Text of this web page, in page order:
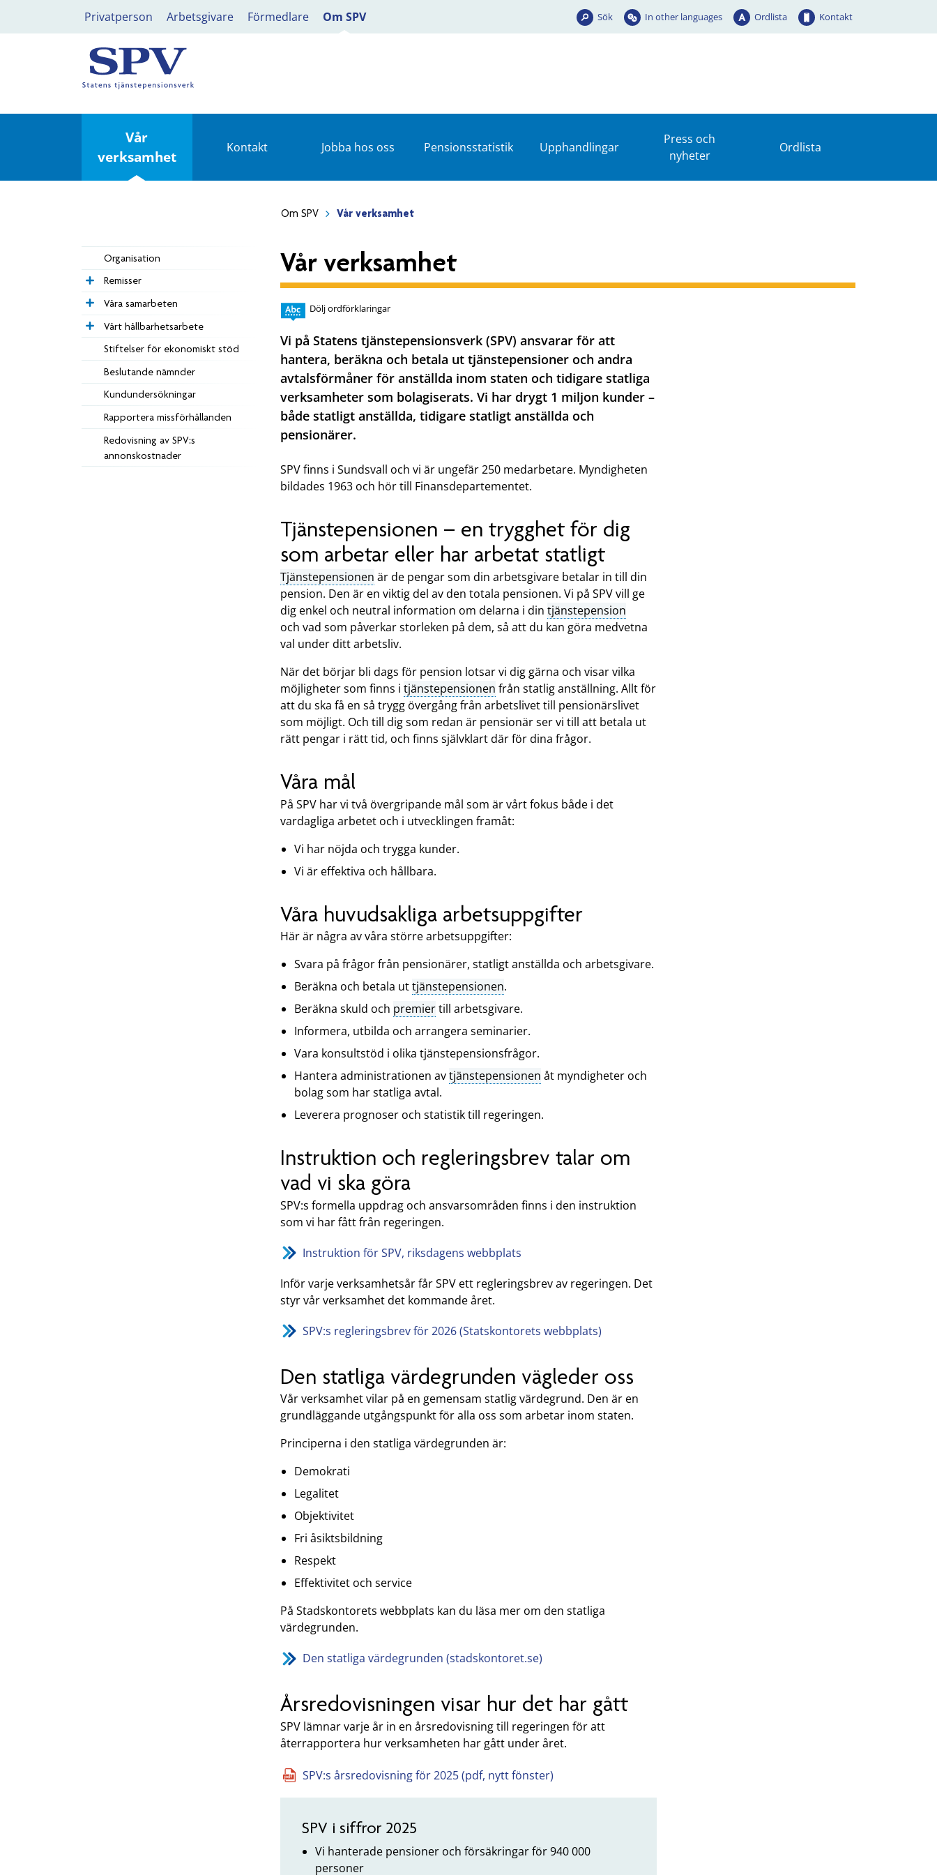
Privatperson Arbetsgivare Förmedlare Om SPV Sök In other languages Ordlista Kontakt
Vår
verksamhet
Kontakt Jobba hos oss Pensionsstatistik Upphandlingar
Press och
nyheter
Ordlista
Om SPV Vår verksamhet
Organisation
Remisser
Våra samarbeten
Vårt hållbarhetsarbete
Stiftelser för ekonomiskt stöd
Beslutande nämnder
Kundundersökningar
Rapportera missförhållanden
Redovisning av SPV:s
annonskostnader
Vår verksamhet
Dölj ordförklaringar
Vi på Statens tjänstepensionsverk (SPV) ansvarar för att
hantera, beräkna och betala ut tjänstepensioner och andra
avtalsförmåner för anställda inom staten och tidigare statliga
verksamheter som bolagiserats. Vi har drygt 1 miljon kunder –
både statligt anställda, tidigare statligt anställda och
pensionärer.
SPV finns i Sundsvall och vi är ungefär 250 medarbetare. Myndigheten
bildades 1963 och hör till Finansdepartementet.
Tjänstepensionen – en trygghet för dig
som arbetar eller har arbetat statligt
Tjänstepensionen är de pengar som din arbetsgivare betalar in till din
pension. Den är en viktig del av den totala pensionen. Vi på SPV vill ge
dig enkel och neutral information om delarna i din tjänstepension
och vad som påverkar storleken på dem, så att du kan göra medvetna
val under ditt arbetsliv.
När det börjar bli dags för pension lotsar vi dig gärna och visar vilka
möjligheter som finns i tjänstepensionen från statlig anställning. Allt för
att du ska få en så trygg övergång från arbetslivet till pensionärslivet
som möjligt. Och till dig som redan är pensionär ser vi till att betala ut
rätt pengar i rätt tid, och finns självklart där för dina frågor.
Våra mål
På SPV har vi två övergripande mål som är vårt fokus både i det
vardagliga arbetet och i utvecklingen framåt:
Vi har nöjda och trygga kunder.
Vi är effektiva och hållbara.
Våra huvudsakliga arbetsuppgifter
Här är några av våra större arbetsuppgifter:
Svara på frågor från pensionärer, statligt anställda och arbetsgivare.
Beräkna och betala uttjänstepensionen.
Beräkna skuld och premiertill arbetsgivare.
Informera, utbilda och arrangera seminarier.
Vara konsultstöd i olika tjänstepensionsfrågor.
Hantera administrationen avtjänstepensionen åt myndigheter och
bolag som har statliga avtal.
Leverera prognoser och statistik till regeringen.
Instruktion och regleringsbrev talar om
vad vi ska göra
SPV:s formella uppdrag och ansvarsområden finns i den instruktion
som vi har fått från regeringen.
Instruktion för SPV, riksdagens webbplats
Inför varje verksamhetsår får SPV ett regleringsbrev av regeringen. Det
styr vår verksamhet det kommande året.
SPV:s regleringsbrev för 2026 (Statskontorets webbplats)
Den statliga värdegrunden vägleder oss
Vår verksamhet vilar på en gemensam statlig värdegrund. Den är en
grundläggande utgångspunkt för alla oss som arbetar inom staten.
Principerna i den statliga värdegrunden är:
Demokrati
Legalitet
Objektivitet
Fri åsiktsbildning
Respekt
Effektivitet och service
På Stadskontorets webbplats kan du läsa mer om den statliga
värdegrunden.
Den statliga värdegrunden (stadskontoret.se)
Årsredovisningen visar hur det har gått
SPV lämnar varje år in en årsredovisning till regeringen för att
återrapportera hur verksamheten har gått under året.
SPV:s årsredovisning för 2025 (pdf, nytt fönster)
SPV i siffror 2025
Vi hanterade pensioner och försäkringar för 940 000
personer